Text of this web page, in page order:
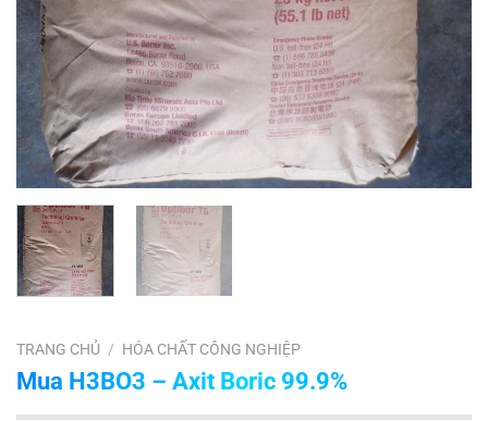
TRANG CHỦ / HÓA CHẤT CÔNG NGHIỆP
Mua H3BO3 – Axit Boric 99.9%